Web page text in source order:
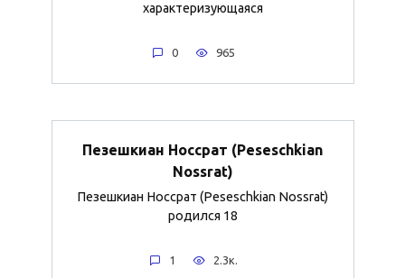
характеризующаяся
0 965
Пезешкиан Носсрат (Peseschkian
Nossrat)
Пезешкиан Носсрат (Peseschkian Nossrat)
родился 18
1 2.3к.